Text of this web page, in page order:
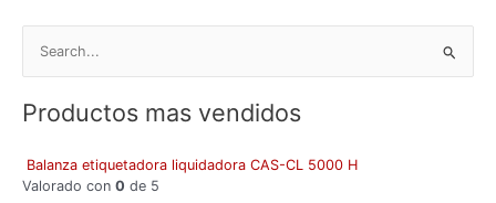
s
r
Productos mas vendidos
Balanza etiquetadora liquidadora CAS-CL 5000 H
Valorado con 0 de 5